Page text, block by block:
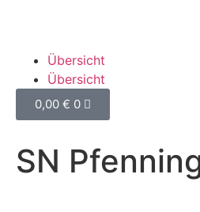
Übersicht
Übersicht
0,00 € 0
SN